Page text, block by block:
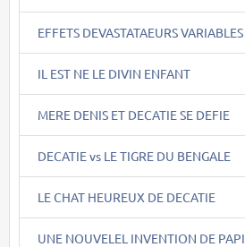
EFFETS DEVASTATAEURS VARIABLES
IL EST NE LE DIVIN ENFANT
MERE DENIS ET DECATIE SE DEFIE
DECATIE vs LE TIGRE DU BENGALE
LE CHAT HEUREUX DE DECATIE
UNE NOUVELEL INVENTION DE PAPI